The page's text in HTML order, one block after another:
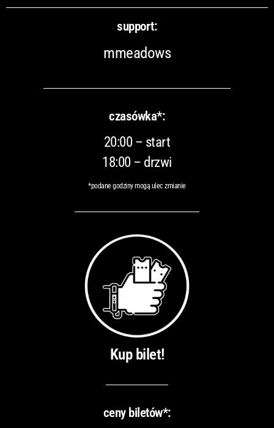
support:
mmeadows
czasówka*:
20:00 – start
18:00 – drzwi
*podane godziny mogą ulec zmianie
Kup bilet!
ceny biletów*: